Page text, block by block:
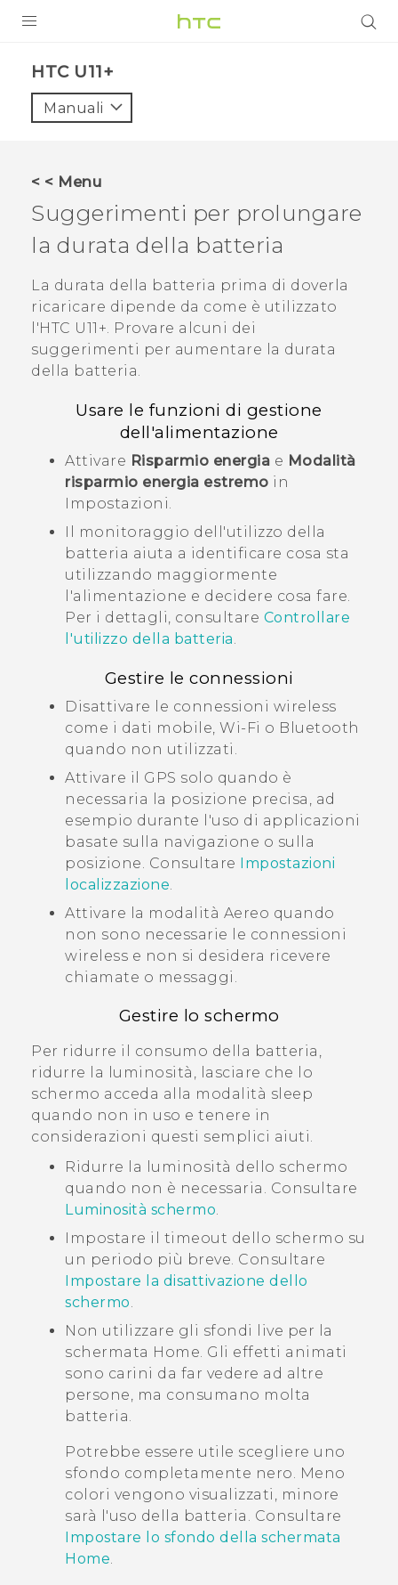
VIVE
VIVERSE
ASSISTENZA
Accessori e dispositivi HTC
Accesso
HTC U11+‎
Manuali
< < Menu
Suggerimenti per prolungare
la durata della batteria
La durata della batteria prima di doverla
ricaricare dipende da come è utilizzato
l'HTC U11‍+. Provare alcuni dei
suggerimenti per aumentare la durata
della batteria.
Usare le funzioni di gestione
dell'alimentazione
Attivare Risparmio energia e Modalità
risparmio energia estremo in
Impostazioni.
Il monitoraggio dell'utilizzo della
batteria aiuta a identificare cosa sta
utilizzando maggiormente
l'alimentazione e decidere cosa fare.
Per i dettagli, consultare Controllare
l'utilizzo della batteria.
Gestire le connessioni
Disattivare le connessioni wireless
come i dati mobile, Wi‍-Fi o Bluetooth
quando non utilizzati.
Attivare il GPS solo quando è
necessaria la posizione precisa, ad
esempio durante l'uso di applicazioni
basate sulla navigazione o sulla
posizione. Consultare Impostazioni
localizzazione
Attivare la modalità Aereo quando
non sono necessarie le connessioni
wireless e non si desidera ricevere
chiamate o messaggi.
Gestire lo schermo
Per ridurre il consumo della batteria,
ridurre la luminosità, lasciare che lo
schermo acceda alla modalità sleep
quando non in uso e tenere in
considerazioni questi semplici aiuti.
Ridurre la luminosità dello schermo
quando non è necessaria. Consultare
Luminosità schermo.
Impostare il timeout dello schermo su
un periodo più breve. Consultare
Impostare la disattivazione dello
schermo.
Non utilizzare gli sfondi live per la
schermata Home. Gli effetti animati
sono carini da far vedere ad altre
persone, ma consumano molta
batteria.
Potrebbe essere utile scegliere uno
sfondo completamente nero. Meno
colori vengono visualizzati, minore
sarà l'uso della batteria. Consultare
Impostare lo sfondo della schermata
Home.